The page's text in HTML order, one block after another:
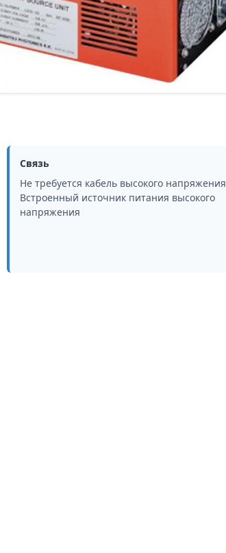
Связь
Не требуется кабель высокого напряжения
Встроенный источник питания высокого
напряжения